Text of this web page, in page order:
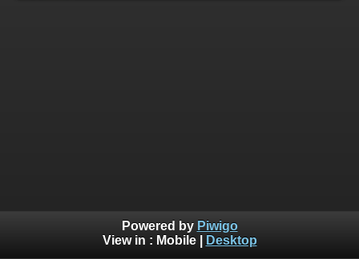
Powered by Piwigo
View in : Mobile| Desktop